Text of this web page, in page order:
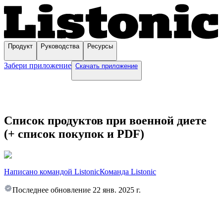
Продукт Руководства Ресурсы
Забери приложение Скачать приложение
Список продуктов при военной диете
(+ список покупок и PDF)
Написано командой ListonicКоманда Listonic
Последнее обновление 22 янв. 2025 г.